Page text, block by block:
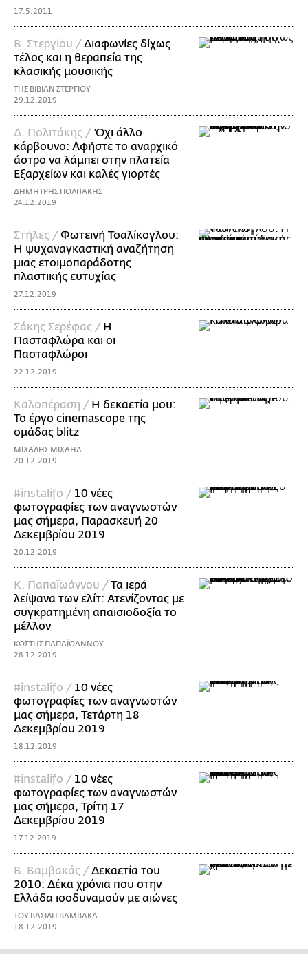
17.5.2011
Β. Στεργίου /Διαφωνίες δίχως
τέλος και η θεραπεία της
κλασικής μουσικής
ΤΗΣ ΒΙΒΙΑΝ ΣΤΕΡΓΙΟΥ
29.12.2019
Δ. Πολιτάκης /Όχι άλλο
κάρβουνο: Αφήστε το αναρχικό
άστρο να λάμπει στην πλατεία
Εξαρχείων και καλές γιορτές
ΔΗΜΗΤΡΗΣ ΠΟΛΙΤΑΚΗΣ
24.12.2019
Στήλες /Φωτεινή Τσαλίκογλου:
Η ψυχαναγκαστική αναζήτηση
μιας ετοιμοπαράδοτης
πλαστικής ευτυχίας
27.12.2019
Σάκης Σερέφας / Η
Πασταφλώρα και οι
Πασταφλώροι
22.12.2019
Καλοπέραση / Η δεκαετία μου:
Το έργο cinemascope της
ομάδας blitz
ΜΙΧΑΛΗΣ ΜΙΧΑΗΛ
20.12.2019
#instalifo / 10 νέες
φωτογραφίες των αναγνωστών
μας σήμερα, Παρασκευή 20
Δεκεμβρίου 2019
20.12.2019
Κ. Παπαϊωάννου /Τα ιερά
λείψανα των ελίτ: Ατενίζοντας με
συγκρατημένη απαισιοδοξία το
μέλλον
ΚΩΣΤΗΣ ΠΑΠΑΪΩΑΝΝΟΥ
28.12.2019
#instalifo / 10 νέες
φωτογραφίες των αναγνωστών
μας σήμερα, Τετάρτη 18
Δεκεμβρίου 2019
18.12.2019
#instalifo / 10 νέες
φωτογραφίες των αναγνωστών
μας σήμερα, Τρίτη 17
Δεκεμβρίου 2019
17.12.2019
Β. Βαμβακάς /Δεκαετία του
2010: Δέκα χρόνια που στην
Ελλάδα ισοδυναμούν με αιώνες
ΤΟΥ ΒΑΣΙΛΗ ΒΑΜΒΑΚΑ
18.12.2019